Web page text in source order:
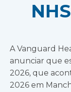
A Vanguard
anunciar que
2026, que
2026 em